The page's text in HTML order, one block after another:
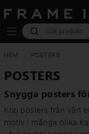
HEM POSTERS
POSTERS
Snygga posters
Köp posters från vårt
motiv i många olika